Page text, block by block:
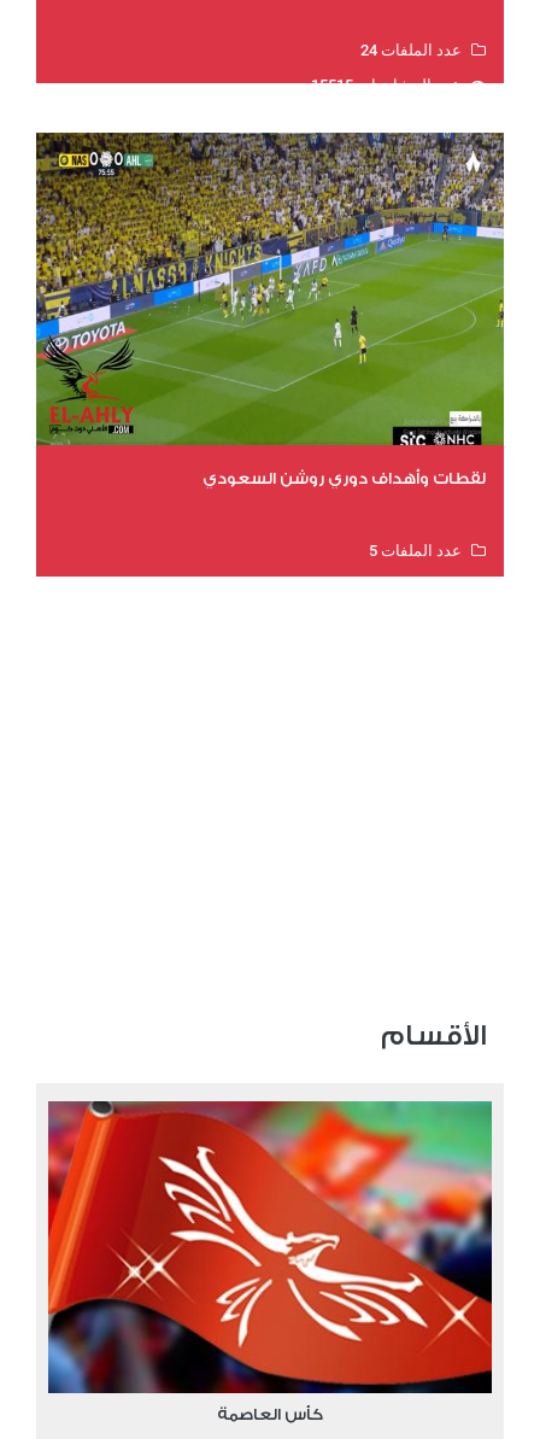
عدد الملفات 24
عدد المشاهدات 15515
لقطات وأهداف دوري روشن السعودي
عدد الملفات 5
الأقسام
كأس العاصمة